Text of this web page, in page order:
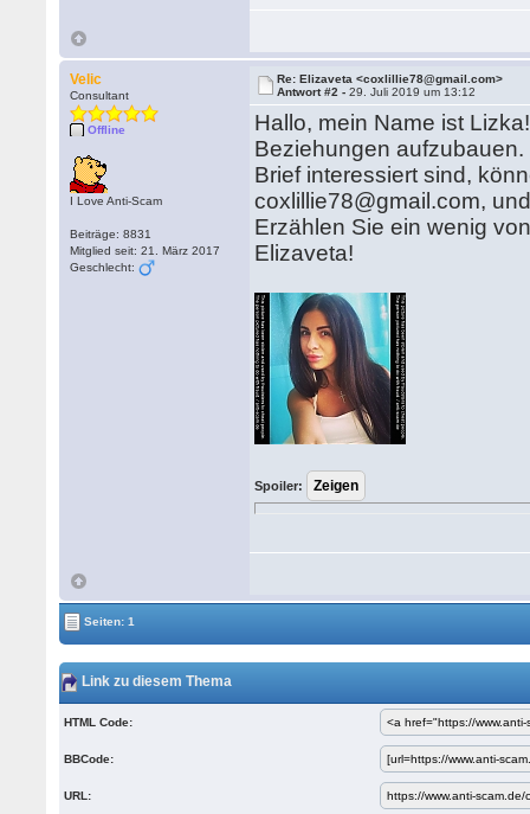
Velic
Consultant
Offline
I Love Anti-Scam
Beiträge: 8831
Mitglied seit: 21. März 2017
Geschlecht:
Re: Elizaveta <coxlillie78@gmail.com>
Antwort #2 -29. Juli 2019 um 13:12
Hallo, mein Name ist
Beziehungen
Brief interessiert sind,
coxlillie78@gmail.com,
Erzählen Sie ein wenig
Elizaveta!
Spoiler:
Seiten: 1
Link zu diesem Thema
HTML Code:
BBCode:
URL: